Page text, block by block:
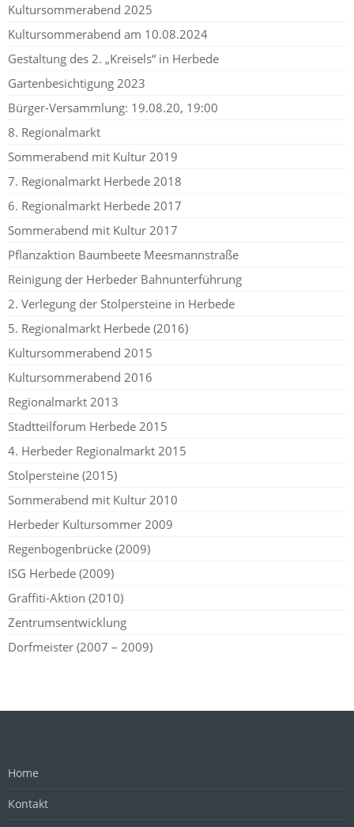
Kultursommerabend 2025
Kultursommerabend am 10.08.2024
Gestaltung des 2. „Kreisels“ in Herbede
Gartenbesichtigung 2023
Bürger-Versammlung: 19.08.20, 19:00
8. Regionalmarkt
Sommerabend mit Kultur 2019
7. Regionalmarkt Herbede 2018
6. Regionalmarkt Herbede 2017
Sommerabend mit Kultur 2017
Pflanzaktion Baumbeete Meesmannstraße
Reinigung der Herbeder Bahnunterführung
2. Verlegung der Stolpersteine in Herbede
5. Regionalmarkt Herbede (2016)
Kultursommerabend 2015
Kultursommerabend 2016
Regionalmarkt 2013
Stadtteilforum Herbede 2015
4. Herbeder Regionalmarkt 2015
Stolpersteine (2015)
Sommerabend mit Kultur 2010
Herbeder Kultursommer 2009
Regenbogenbrücke (2009)
ISG Herbede (2009)
Graffiti-Aktion (2010)
Zentrumsentwicklung
Dorfmeister (2007 – 2009)
Home
Kontakt